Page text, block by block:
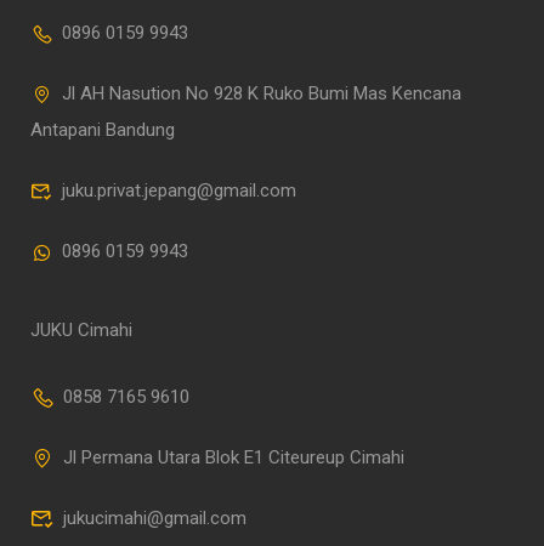
0896 0159 9943
Jl AH Nasution No 928 K Ruko Bumi Mas Kencana
Antapani Bandung
juku.privat.jepang@gmail.com
0896 0159 9943
JUKU Cimahi
0858 7165 9610
Jl Permana Utara Blok E1 Citeureup Cimahi
jukucimahi@gmail.com